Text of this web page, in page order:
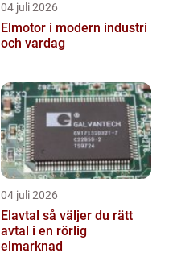
04 juli 2026
Elmotor i modern industri
och vardag
04 juli 2026
Elavtal så väljer du rätt
avtal i en rörlig
elmarknad